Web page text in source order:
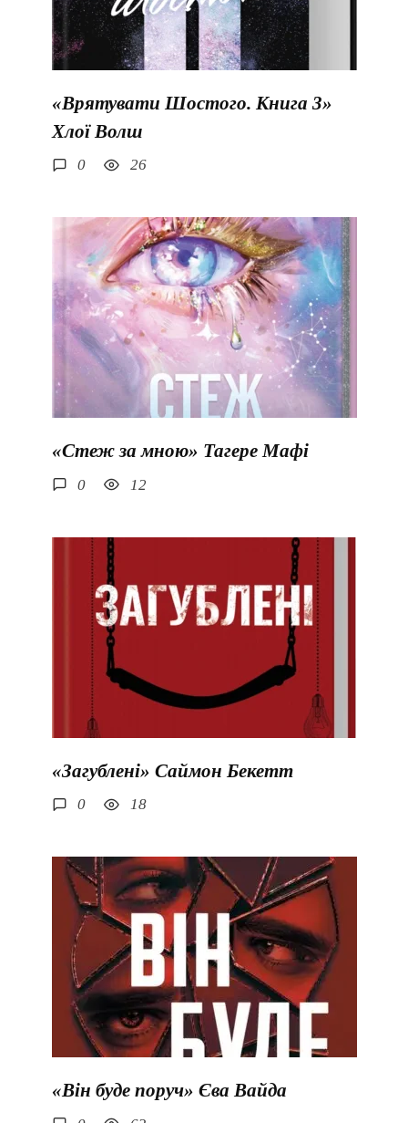
«Врятувати Шостого. Книга 3»
Хлої Волш
0 26
«Стеж за мною» Тагере Мафі
0 12
«Загублені» Саймон Бекетт
0 18
«Він буде поруч» Єва Вайда